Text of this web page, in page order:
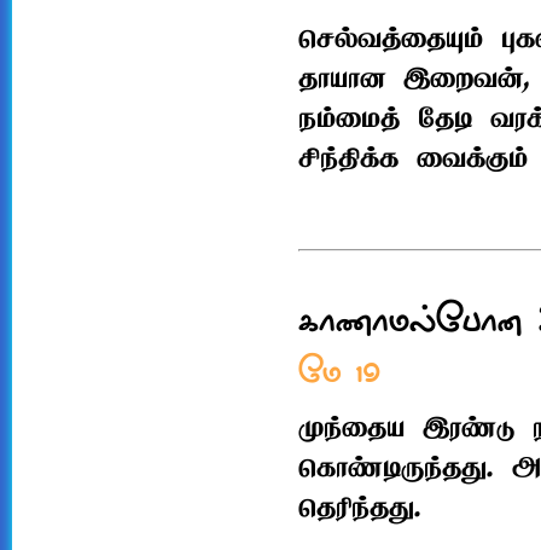
செல்வத்தையும்
தாயான இறைவன்,
நம்மைத் தேடி
சிந்திக்க
காணாமல்போன
மே 19
முந்தைய இரண்டு
கொண்டிருந்தது.
தெரிந்தது.